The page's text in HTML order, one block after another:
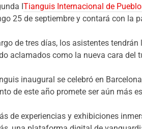
ITianguis Internacional de
25 de septiembre y contará con la
de tres días, los asistentes
aclamados como la nueva cara del
inaugural se celebró en
de este año promete ser aún más
de experiencias y exhibiciones